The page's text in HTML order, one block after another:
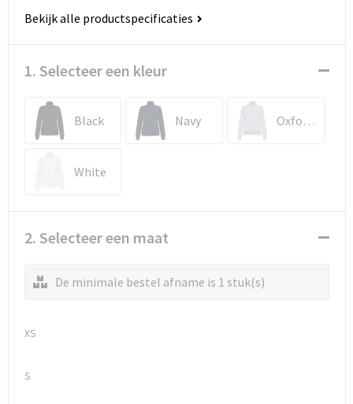
Bekijk alle productspecificaties
1. Selecteer een kleur
Black Navy Oxford Grey
White
2. Selecteer een maat
De minimale bestel afname is 1 stuk(s)
XS
S